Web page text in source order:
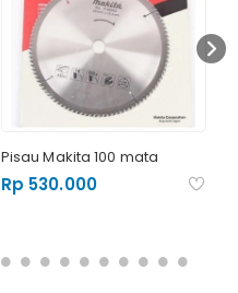
Pisau Makita 100 mata
Rp 530.000